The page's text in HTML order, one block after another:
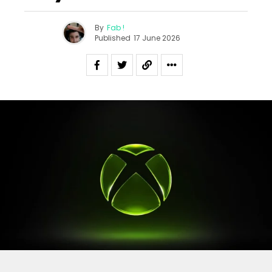
By Fab !
Published 17 June 2026